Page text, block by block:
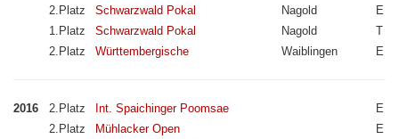
2.Platz
Schwarzwald Pokal Nagold
E
1.Platz
Schwarzwald Pokal Nagold
T
2.Platz
Württembergische Waiblingen E
2016 2.Platz Int. Spaichinger Poomsae
E
2.Platz
Mühlacker Open
E